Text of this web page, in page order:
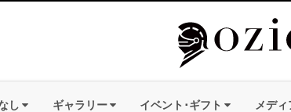
し ギャラリー イベント･ギフト メディ